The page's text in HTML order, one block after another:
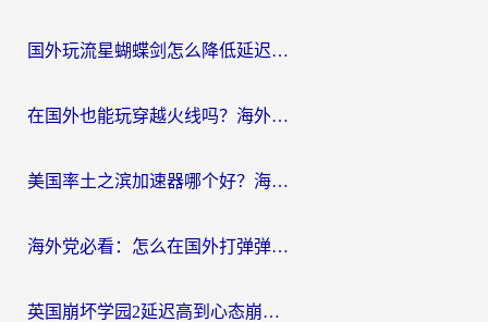
国外玩流星蝴蝶剑怎么降低延迟？海外党必看的加速秘籍（含欧洲鸣潮&彩虹岛优化攻略）
在国外也能玩穿越火线吗？海外玩家国服游戏畅玩终极指南
美国率土之滨加速器哪个好？海外党国服游戏畅玩终极指南（附多游戏解决方案）
海外党必看：怎么在国外打弹弹堂不卡？番茄加速器亲测指南
英国崩坏学园2延迟高到心态崩？海外党国服游戏加速终极指南